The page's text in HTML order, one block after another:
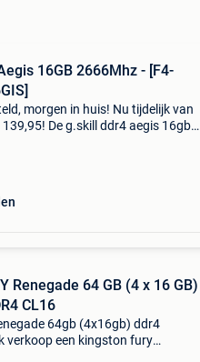
16GB 2666Mhz - [F4-
morgen in huis! Nu tijdelijk van
De g.skill ddr4 aegis 16gb
Renegade 64 GB (4 x 16 GB)
CL16
64gb (4x16gb) ddr4
verkoop een kingston fury